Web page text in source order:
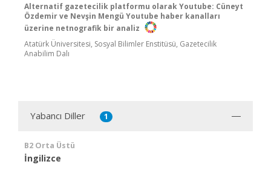
Alternatif gazetecilik platformu olarak Youtube: Cüneyt
Özdemir ve Nevşin Mengü Youtube haber kanalları
üzerine netnografik bir analiz
Atatürk Üniversitesi, Sosyal Bilimler Enstitüsü, Gazetecilik
Anabilim Dalı
Yabancı Diller 1
B2 Orta Üstü
İngilizce